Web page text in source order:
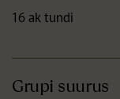
16 ak tundi
Grupi suurus